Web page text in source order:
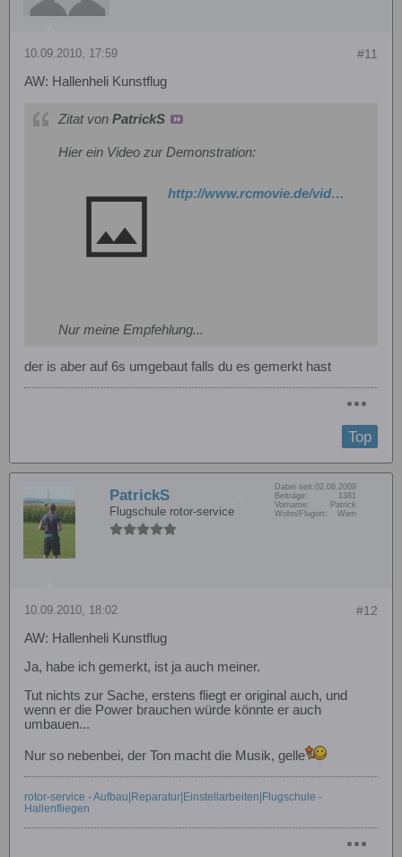
#11
10.09.2010, 17:59
AW: Hallenheli Kunstflug
Zitat von PatrickS
Hier ein Video zur Demonstration:
http://www.rcmovie.de/video/8eb6e66bc4c1b9f9f41b/Trex-250-1222010-3d-6S
Nur meine Empfehlung...
der is aber auf 6s umgebaut falls du es gemerkt hast
Top
PatrickS
Flugschule rotor-service
Dabei seit:02.08.2009
Beiträge:
1381
Vorname:
Patrick
Wohn/Flugort:
Wien
#12
10.09.2010, 18:02
AW: Hallenheli Kunstflug
Ja, habe ich gemerkt, ist ja auch meiner.
Tut nichts zur Sache, erstens fliegt er original auch, und
wenn er die Power brauchen würde könnte er auch
umbauen...
Nur so nebenbei, der Ton macht die Musik, gelle
rotor-service - Aufbau|Reparatur|Einstellarbeiten|Flugschule -
Hallenfliegen